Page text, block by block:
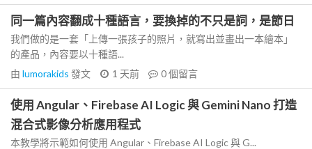
同一篇內容翻成十種語言，要換掉的不只是詞，是節日
我們做的是一套「上傳一張孩子的照片，就寫出並畫出一本繪本」
的產品，內容要以十種語...
由 lumorakids 發文 1 天前 0個留言
使用 Angular、Firebase AI Logic 與 Gemini Nano 打造
混合式影像分析應用程式
本教學將示範如何使用 Angular、Firebase AI Logic 與 G...